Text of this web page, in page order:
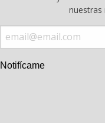
nuestras
Notifícame